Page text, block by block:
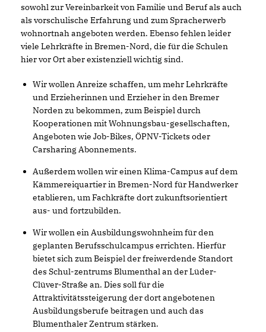
sowohl zur Vereinbarkeit von Familie und Beruf als auch
als vorschulische Erfahrung und zum Spracherwerb
wohnortnah angeboten werden. Ebenso fehlen leider
viele Lehrkräfte in Bremen-Nord, die für die Schulen
hier vor Ort aber existenziell wichtig sind.
Wir wollen Anreize schaffen, um mehr Lehrkräfte
und Erzieherinnen und Erzieher in den Bremer
Norden zu bekommen, zum Beispiel durch
Kooperationen mit Wohnungsbau-gesellschaften,
Angeboten wie Job-Bikes, ÖPNV-Tickets oder
Carsharing Abonnements.
Außerdem wollen wir einen Klima-Campus auf dem
Kämmereiquartier in Bremen-Nord für Handwerker
etablieren, um Fachkräfte dort zukunftsorientiert
aus- und fortzubilden.
Wir wollen ein Ausbildungswohnheim für den
geplanten Berufsschulcampus errichten. Hierfür
bietet sich zum Beispiel der freiwerdende Standort
des Schul-zentrums Blumenthal an der Lüder-
Clüver-Straße an. Dies soll für die
Attraktivitätssteigerung der dort angebotenen
Ausbildungsberufe beitragen und auch das
Blumenthaler Zentrum stärken.